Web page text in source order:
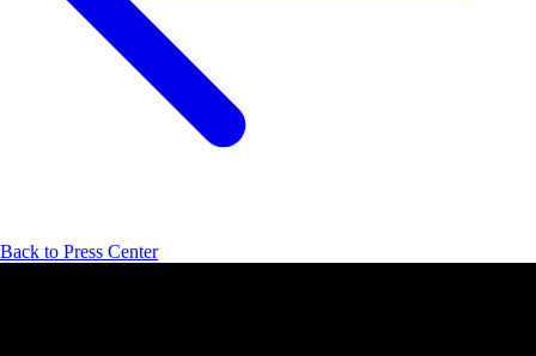
Back to Press Center